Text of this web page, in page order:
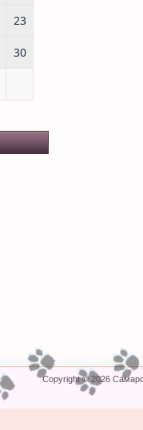
23
30
Copyright © 2026